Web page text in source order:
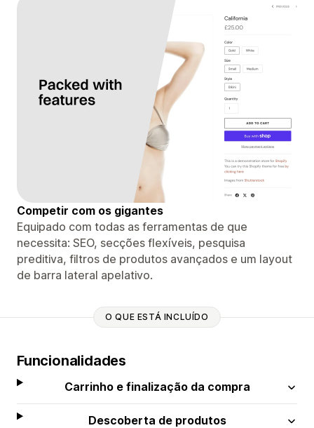
Competir com os gigantes
Equipado com todas as ferramentas de que
necessita: SEO, secções flexíveis, pesquisa
preditiva, filtros de produtos avançados e um layout
de barra lateral apelativo.
O QUE ESTÁ INCLUÍDO
Funcionalidades
Carrinho e finalização da compra
Descoberta de produtos